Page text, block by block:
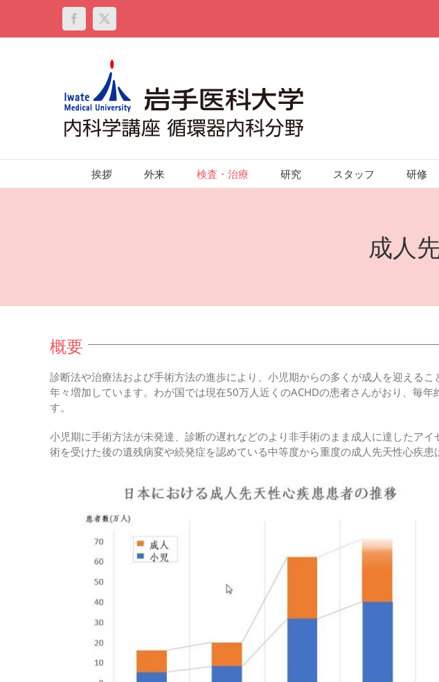
content
Facebook
X
挨拶 外来 検査・治療 研究 スタッフ 研修
成人
概要
診断法や治療法および手術方法の進歩により、小児期からの多くが成人を迎える
年々増加しています。わが国では現在50万人近くのACHDの患者さんがおり、毎
す。
小児期に手術方法が未発達、診断の遅れなどのより非手術のまま成人に達したア
術を受けた後の遺残病変や続発症を認めている中等度から重度の成人先天性心疾